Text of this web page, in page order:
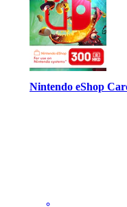
Nintendo eShop